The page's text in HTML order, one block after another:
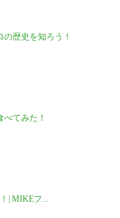
歴史を知ろう！
てみた！
| MIKEフ...